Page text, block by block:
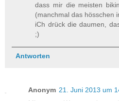
dass mir die meisten
(manchmal das hösschen
iCh drück die daumen,
;)
Antworten
Anonym 21. Juni 2013 um